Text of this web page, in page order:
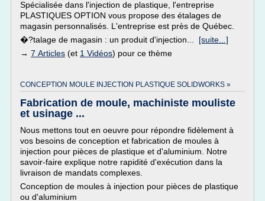
Spécialisée dans l'injection de plastique, l'entreprise
PLASTIQUES OPTION vous propose des étalages de
magasin personnalisés. L'entreprise est près de Québec.
�?talage de magasin : un produit d'injection... [suite...]
→ 7 Articles (et 1 Vidéos) pour ce thème
CONCEPTION MOULE INJECTION PLASTIQUE SOLIDWORKS »
Fabrication de moule, machiniste mouliste
et usinage ...
Nous mettons tout en oeuvre pour répondre fidèlement à
vos besoins de conception et fabrication de moules à
injection pour pièces de plastique et d'aluminium. Notre
savoir-faire explique notre rapidité d'exécution dans la
livraison de mandats complexes.
Conception de moules à injection pour pièces de plastique
ou d'aluminium